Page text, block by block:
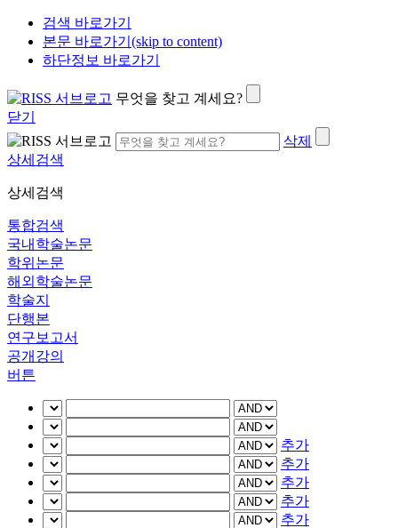
검색 바로가기
본문 바로가기(skip to content)
하단정보 바로가기
무엇을 찾고 계세요?
닫기
삭제
상세검색
상세검색
통합검색
국내학술논문
학위논문
해외학술논문
학술지
단행본
연구보고서
공개강의
버튼
추가
추가
추가
추가
추가